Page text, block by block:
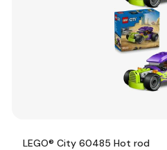
LEGO® City 60485 Hot rod